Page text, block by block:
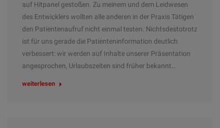
auf Hitpanel gestoßen. Zu meinem und dem Leidwesen
des Entwicklers wollten alle anderen in der Praxis Tätigen
den Patientenaufruf nicht einmal testen. Nichtsdestotrotz
ist für uns gerade die Patienteninformation deutlich
verbessert: wir werden auf Inhalte unserer Präsentation
angesprochen, Urlaubszeiten sind früher bekannt…
weiterlesen